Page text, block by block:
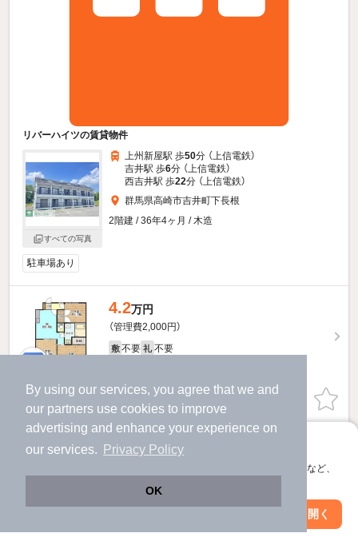
By using our services, you agree that we and
our partners use cookies to improve
advertising and enhance your experience on
our services.
Privacy Policy
OK
アプリに切り替えて、サクサクお部屋探し
会員登録なしですぐ使える。マップ検索やお気に入り保存など、
アプリを開く
リバーハイツの賃貸物件
すべての写真
上州新屋駅 歩50分 （上信電鉄）
吉井駅 歩6分 （上信電鉄）
西吉井駅 歩22分 （上信電鉄）
群馬県高崎市吉井町下長根
2階建 / 36年4ヶ月 / 木造
駐車場あり
4.2万円
（管理費2,000円）
敷 不要 礼 不要
物件詳細を見る
ほか提供
絞り込み条件を変更